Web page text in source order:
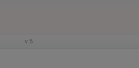
v.5